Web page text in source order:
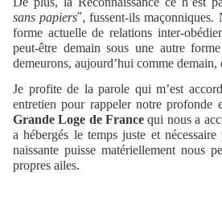
sans papiers", fussent-ils maçonniques.
forme actuelle de relations inter-
peut-être demain sous une autre
demeurons, aujourd’hui comme demain,
Je profite de la parole qui m’est
entretien pour rappeler notre profonde
Grande Loge de France qui nous a
a hébergés le temps juste et
naissante puisse matériellement nous
propres ailes.